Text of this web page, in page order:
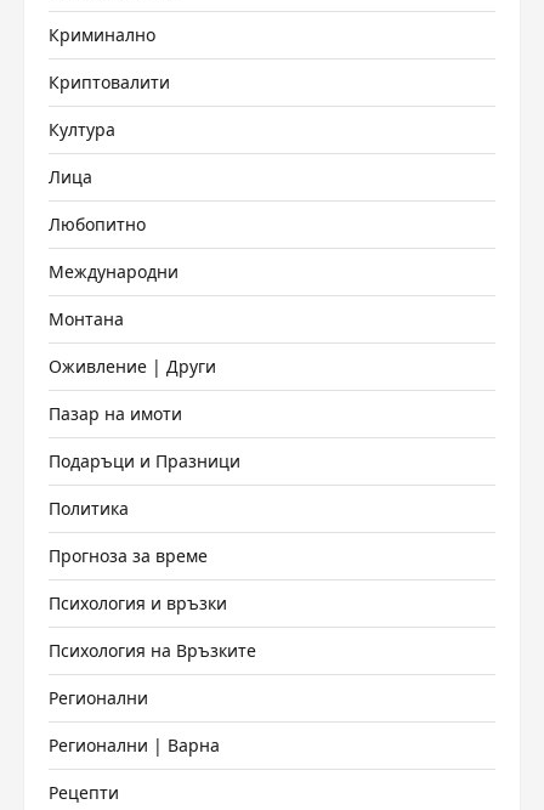
Криминално
Криптовалити
Култура
Лица
Любопитно
Международни
Монтана
Оживление | Други
Пазар на имоти
Подаръци и Празници
Политика
Прогноза за време
Психология и връзки
Психология на Връзките
Регионални
Регионални | Варна
Рецепти